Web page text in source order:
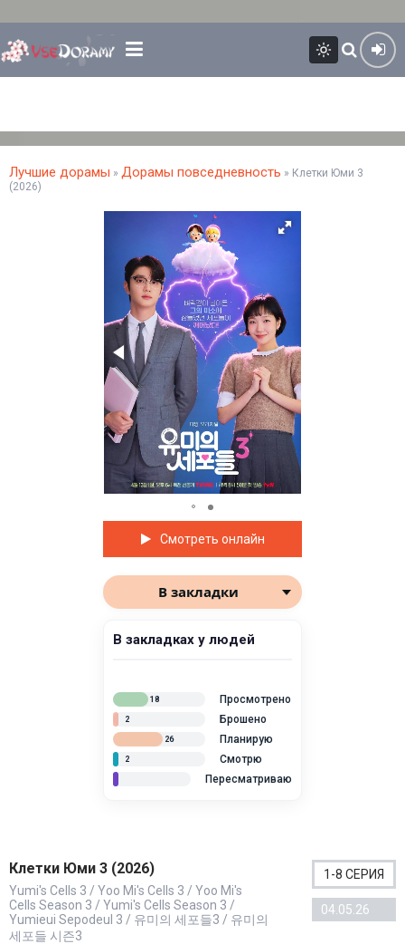
Лучшие дорамы » Дорамы повседневность » Клетки Юми 3
(2026)
Смотреть онлайн
В закладки
В закладках у людей
Просмотрено
18
Брошено
2
Планирую
26
Смотрю
2
Пересматриваю
Клетки Юми 3 (2026)
Yumi's Cells 3 / Yoo Mi's Cells 3 / Yoo Mi's
Cells Season 3 / Yumi's Cells Season 3 /
Yumieui Sepodeul 3 / 유미의 세포들3 / 유미의
세포들 시즌3
1-8 СЕРИЯ
04.05.26